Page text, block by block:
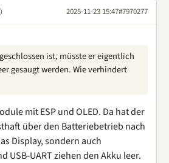
2025-11-23 15:47#7970277
ist, müsste er eigentlich
gesaugt werden. Wie verhindert
mit ESP und OLED. Da hat der
über den Batteriebetrieb nach
Display, sondern auch
USB-UART ziehen den Akku leer.